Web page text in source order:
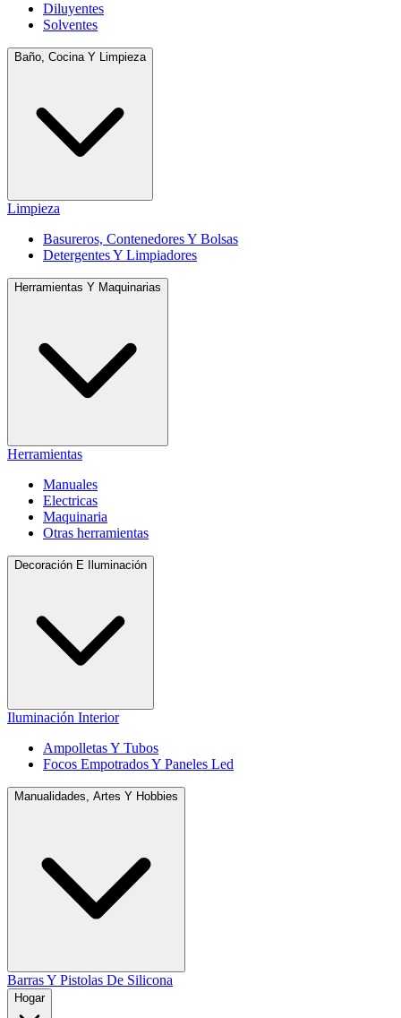
Diluyentes
Solventes
Baño, Cocina Y Limpieza
Limpieza
Basureros, Contenedores Y Bolsas
Detergentes Y Limpiadores
Herramientas Y Maquinarias
Herramientas
Manuales
Electricas
Maquinaria
Otras herramientas
Decoración E Iluminación
Iluminación Interior
Ampolletas Y Tubos
Focos Empotrados Y Paneles Led
Manualidades, Artes Y Hobbies
Barras Y Pistolas De Silicona
Hogar